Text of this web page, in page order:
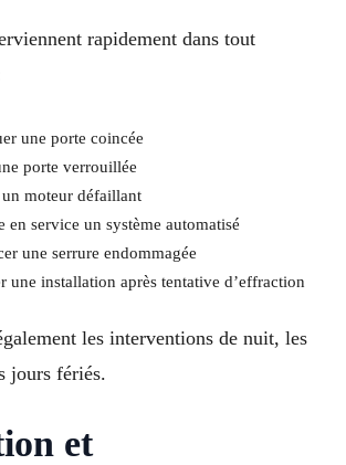
rapidement dans tout
une porte coincée
porte verrouillée
un moteur défaillant
en service un système automatisé
une serrure endommagée
une installation après tentative d’effraction
les interventions de nuit, les
jours fériés.
et